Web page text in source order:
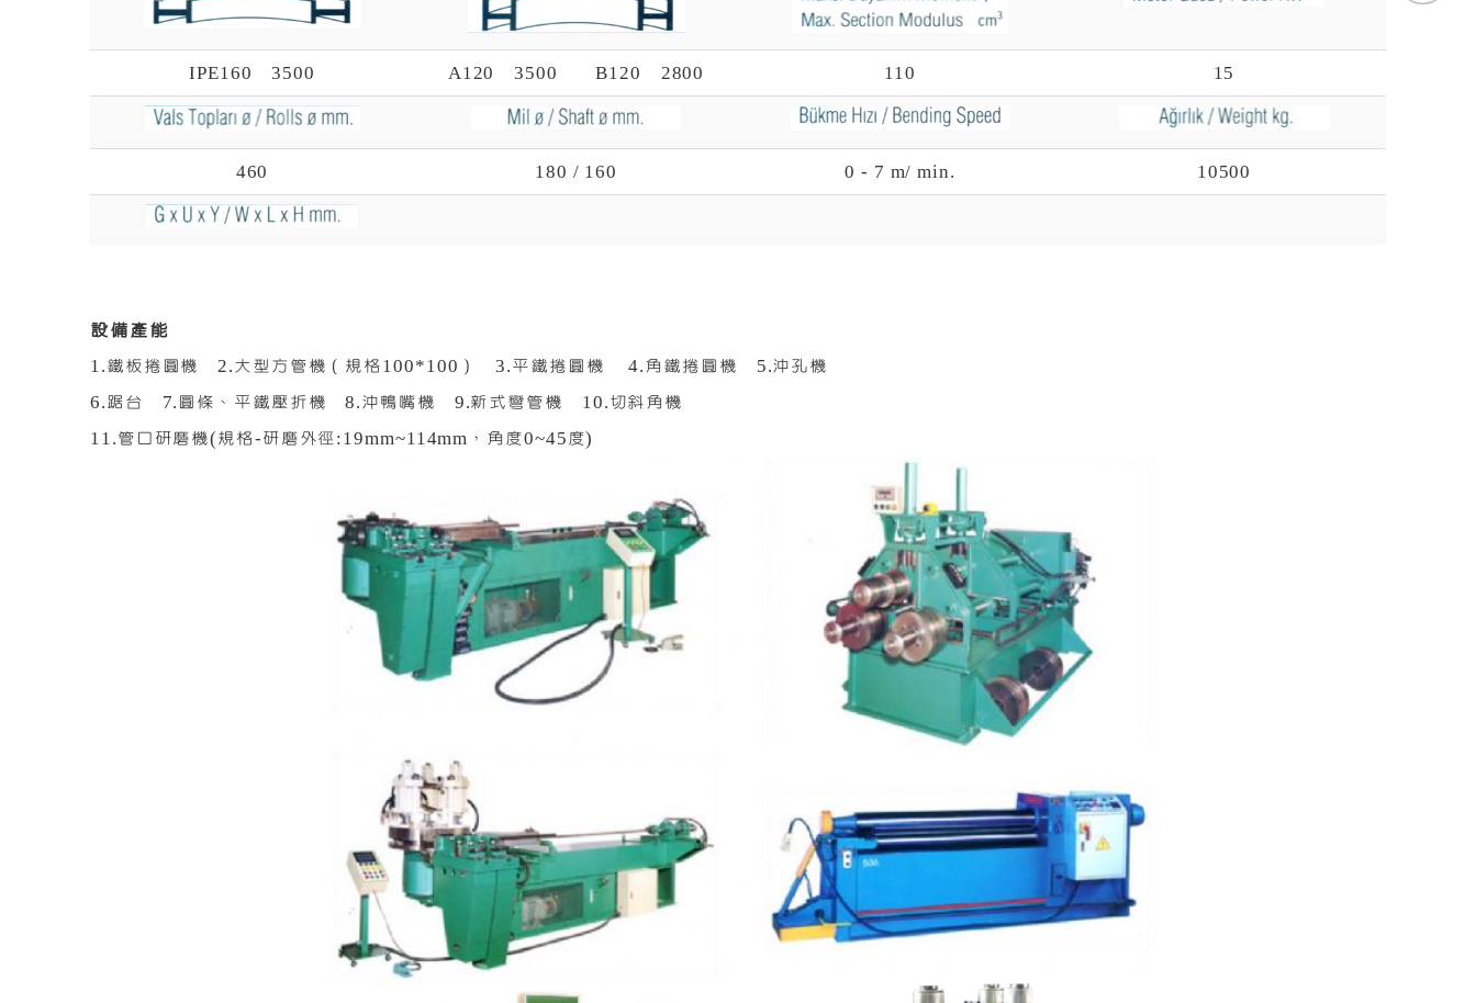
IPE160 3500 A120 3500 B120 2800 110 15
460 180 / 160 0 - 7 m/ min. 10500
設備產能
1.鐵板捲圓機 2.大型方管機（規格100*100） 3.平鐵捲圓機 4.角鐵捲圓機 5.沖孔機
6.踞台 7.圓條、平鐵壓折機 8.沖鴨嘴機 9.新式彎管機 10.切斜角機
11.管口研磨機(規格-研磨外徑:19mm~114mm，角度0~45度)